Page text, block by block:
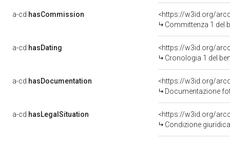
a-cd:hasCommission
<https://w3id.org/
Committenza 1 del
a-cd:hasDating
<https://w3id.org/
Cronologia 1 del
a-cd:hasDocumentation
Documentazione
a-cd:hasLegalSituation
Condizione